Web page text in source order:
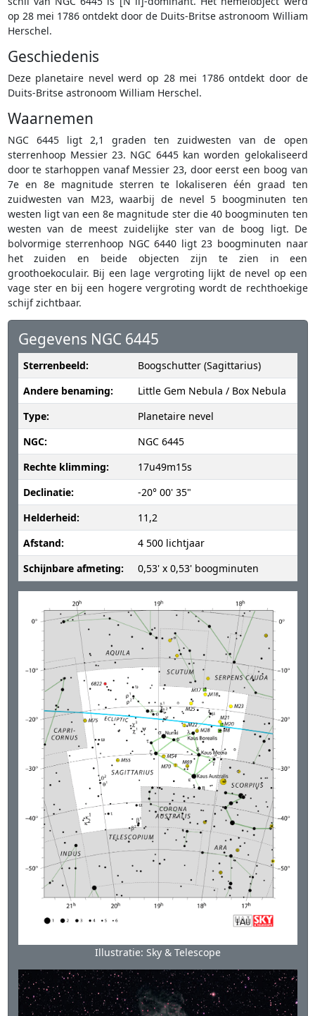
op 28 mei 1786 ontdekt door de Duits-Britse astronoom William
Herschel.
Geschiedenis
Deze planetaire nevel werd op 28 mei 1786 ontdekt door de
Duits-Britse astronoom William Herschel.
Waarnemen
NGC 6445 ligt 2,1 graden ten zuidwesten van de open
sterrenhoop Messier 23. NGC 6445 kan worden gelokaliseerd
door te starhoppen vanaf Messier 23, door eerst een boog van
7e en 8e magnitude sterren te lokaliseren één graad ten
zuidwesten van M23, waarbij de nevel 5 boogminuten ten
westen ligt van een 8e magnitude ster die 40 boogminuten ten
westen van de meest zuidelijke ster van de boog ligt. De
bolvormige sterrenhoop NGC 6440 ligt 23 boogminuten naar
het zuiden en beide objecten zijn te zien in een
groothoekoculair. Bij een lage vergroting lijkt de nevel op een
vage ster en bij een hogere vergroting wordt de rechthoekige
schijf zichtbaar.
Gegevens NGC 6445
Sterrenbeeld:
Boogschutter (Sagittarius)
Andere benaming:
Little Gem Nebula / Box Nebula
Type:
Planetaire nevel
NGC:
NGC 6445
Rechte klimming:
17u49m15s
Declinatie:
-20° 00' 35"
Helderheid:
11,2
Afstand:
4 500 lichtjaar
Schijnbare afmeting:
0,53' x 0,53' boogminuten
Illustratie: Sky & Telescope